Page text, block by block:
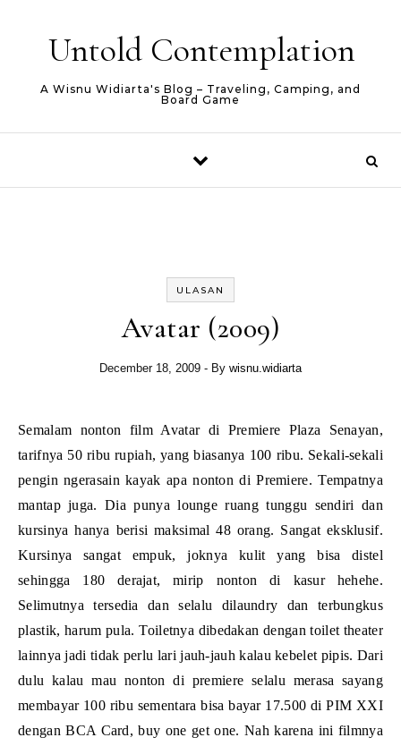
Untold Contemplation
A Wisnu Widiarta's Blog – Traveling, Camping, and
Board Game
ULASAN
Avatar (2009)
December 18, 2009 - By wisnu.widiarta
Semalam nonton film Avatar di Premiere Plaza Senayan,
tarifnya 50 ribu rupiah, yang biasanya 100 ribu. Sekali-sekali
pengin ngerasain kayak apa nonton di Premiere. Tempatnya
mantap juga. Dia punya lounge ruang tunggu sendiri dan
kursinya hanya berisi maksimal 48 orang. Sangat eksklusif.
Kursinya sangat empuk, joknya kulit yang bisa distel
sehingga 180 derajat, mirip nonton di kasur hehehe.
Selimutnya tersedia dan selalu dilaundry dan terbungkus
plastik, harum pula. Toiletnya dibedakan dengan toilet theater
lainnya jadi tidak perlu lari jauh-jauh kalau kebelet pipis. Dari
dulu kalau mau nonton di premiere selalu merasa sayang
membayar 100 ribu sementara bisa bayar 17.500 di PIM XXI
dengan BCA Card, buy one get one. Nah karena ini filmnya